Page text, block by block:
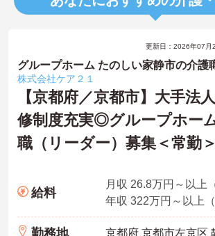
更新日：2026年07月
グループホーム たのしい家静市の介護
株式会社ケア２１
【京都府／京都市】大手法
修制度充実◎グループホー
職（リーダー）募集＜常勤＞
給料